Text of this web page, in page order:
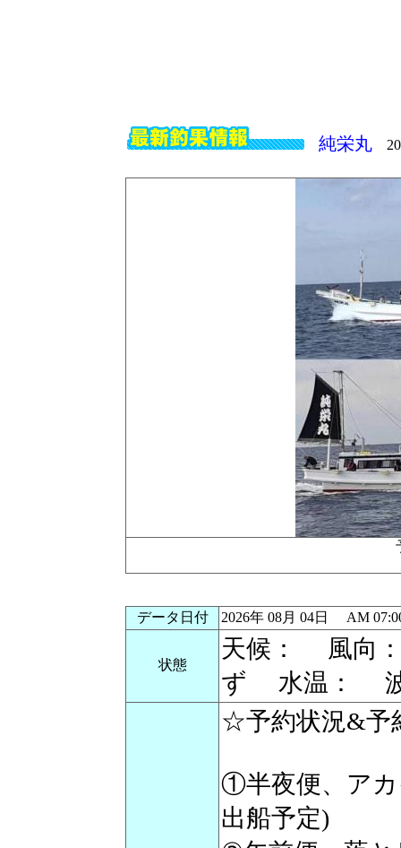
純栄丸
データ日付 2026年 08月 04日 AM
状態
天候： 風向
ず 水温： 波
☆予約状況&予
①半夜便、ア
出船予定)